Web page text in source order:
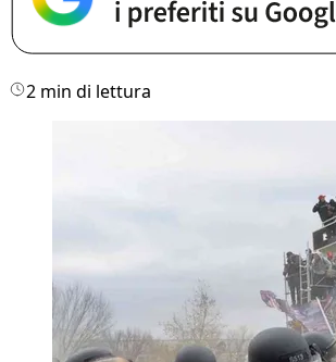
2 min di lettura